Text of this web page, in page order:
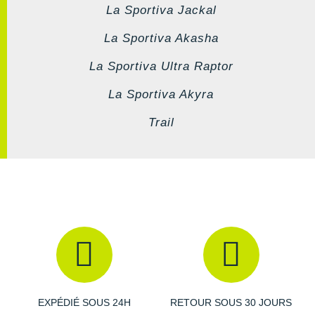
La Sportiva Jackal
La Sportiva Akasha
La Sportiva Ultra Raptor
La Sportiva Akyra
Trail
EXPÉDIÉ SOUS 24H RETOUR SOUS 30 JOURS